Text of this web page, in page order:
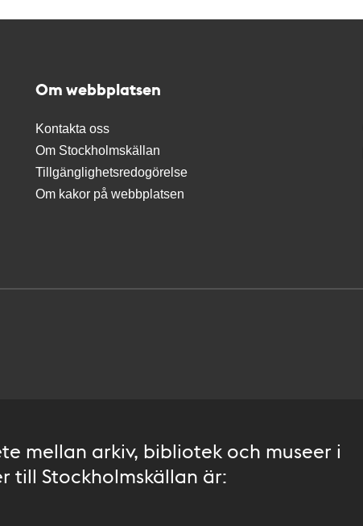
Om webbplatsen
Kontakta oss
Om Stockholmskällan
Tillgänglighetsredogörelse
Om kakor på webbplatsen
mellan arkiv, bibliotek och museer i
till Stockholmskällan är: